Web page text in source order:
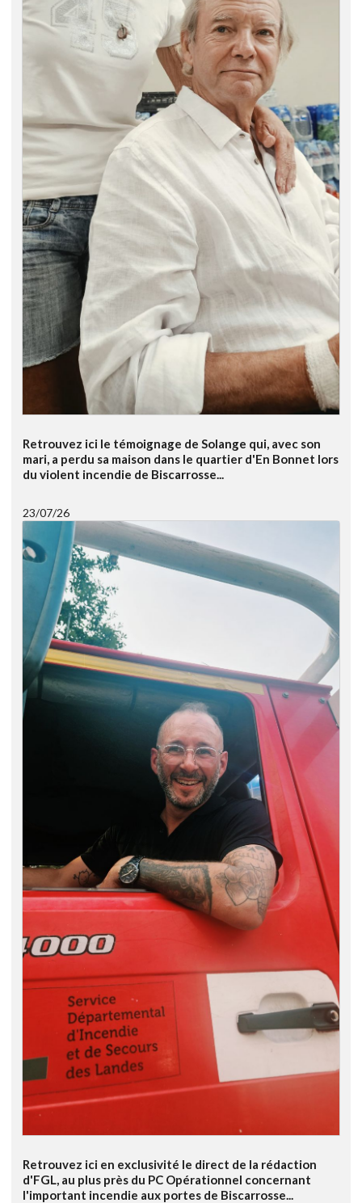
Retrouvez ici le témoignage de Solange qui, avec son
mari, a perdu sa maison dans le quartier d'En Bonnet lors
du violent incendie de Biscarrosse...
23/07/26
Retrouvez ici en exclusivité le direct de la rédaction
d'FGL, au plus près du PC Opérationnel concernant
l'important incendie aux portes de Biscarrosse...